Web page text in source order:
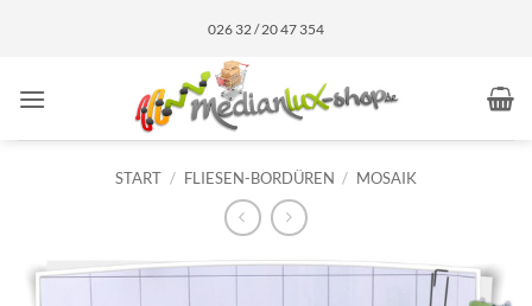
026 32 / 20 47 354
START / FLIESEN-BORDÜREN / MOSAIK